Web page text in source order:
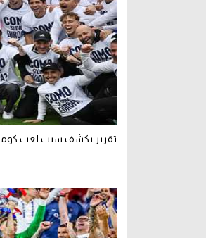
تقرير يكشف سبب لعب كومو أول 3 مباريات متتالية